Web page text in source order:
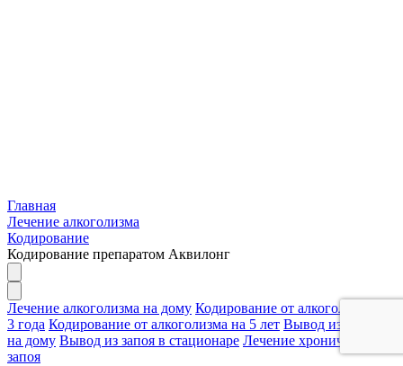
Главная
Лечение алкоголизма
Кодирование
Кодирование препаратом Аквилонг
Лечение алкоголизма на дому Кодирование от алкоголизма на
3 года Кодирование от алкоголизма на 5 лет Вывод из запоя
на дому Вывод из запоя в стационаре Лечение хронического
запоя